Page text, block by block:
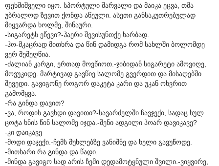
ფეხშიშველი იყო. სპორტული შარვალი და მაიკა ეცვა, თმა
უბრალოდ ზევით ქონდა აწეული. ასეთი განსაკუთრებულად
მიყვარდა ხოლმე, შინაური.
-სიგარეტს ეწევი?-ჰაერი შევისუნთქე ხარბად.
-ჰო-მკაცრად მითხრა და წინ დამიდგა რომ სახლში ბოლომდე
ვერ შემეღწია.
-ძალიან კარგი, ერთად მოვწიოთ.-ჯიბიდან სიგარეტი ამოვიღე,
მოვუკიდე. მარტივად გავწიე სალომე გვერდით და მისაღებში
შევედი. გავიგონე როგორ დაკეტა კარი და უკან ოხვრით
გამომყვა.
-რა გინდა დავით?
-ვა, როდის გავხდი დავითი?-სავარძელში ჩავჯექი, სადაც სულ
ცოტა ხნის წინ სალომე იჯდა.-შენი ადგილი ჰოარ დავიკავე?
-კი დაიკავე
-მოდი დაჯექი.-ჩემს მუხლებზე ვანიშნე და ხელი გავუწოდე.
-მითხარი რა გინდა და წადი.
-მინდა გავიგო სად არის ჩემი დედამოტყნული შვილი.-ვიყვირე,